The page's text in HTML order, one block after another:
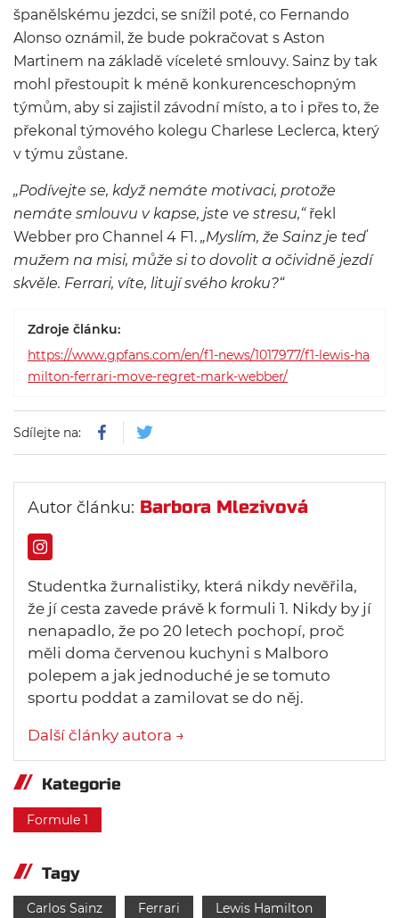
španělskému jezdci, se snížil poté, co Fernando
Alonso oznámil, že bude pokračovat s Aston
Martinem na základě víceleté smlouvy. Sainz by tak
mohl přestoupit k méně konkurenceschopným
týmům, aby si zajistil závodní místo, a to i přes to, že
překonal týmového kolegu Charlese Leclerca, který
v týmu zůstane.
„Podívejte se, když nemáte motivaci, protože
nemáte smlouvu v kapse, jste ve stresu,“řekl
Webber pro Channel 4 F1. „Myslím, že Sainz je teď
mužem na misi, může si to dovolit a očividně jezdí
skvěle. Ferrari, víte, litují svého kroku?“
Zdroje článku:
https://www.gpfans.com/en/f1-news/1017977/f1-lewis-ha
milton-ferrari-move-regret-mark-webber/
Sdílejte na:
Autor článku: Barbora Mlezivová
Studentka žurnalistiky, která nikdy nevěřila,
že jí cesta zavede právě k formuli 1. Nikdy by jí
nenapadlo, že po 20 letech pochopí, proč
měli doma červenou kuchyni s Malboro
polepem a jak jednoduché je se tomuto
sportu poddat a zamilovat se do něj.
Další články autora →
Kategorie
Formule 1
Tagy
Carlos Sainz Ferrari Lewis Hamilton